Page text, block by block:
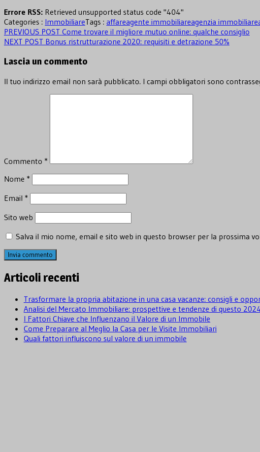
Errore RSS: Retrieved unsupported status code "404"
Categories : ImmobiliareTags : affareagente immobiliareagenzia immobiliare
Navigazione
articoli
PREVIOUS POST Previous
post:
Come trovare il migliore mutuo online: qualche consiglio
NEXT POST Next
Bonus ristrutturazione 2020: requisiti e detrazione 50%
Lascia un commento
Il tuo indirizzo email non sarà pubblicato. I campi obbligatori sono
Commento *
Nome *
Email *
Sito web
Salva il mio nome, email e sito web in questo browser per la prossima
Articoli recenti
Trasformare la propria abitazione in una casa vacanze: consigli e
Analisi del Mercato Immobiliare: prospettive e tendenze di questo
I Fattori Chiave che Influenzano il Valore di un Immobile
Come Preparare al Meglio la Casa per le Visite Immobiliari
Quali fattori influiscono sul valore di un immobile